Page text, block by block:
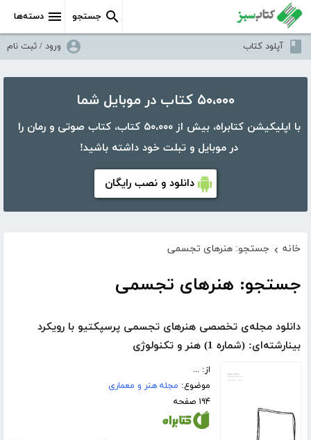
دسته‌ها جستجو
آپلود کتاب ورود / ثبت نام
۵۰،۰۰۰ کتاب در موبایل شما
با اپلیکیشن کتابراه، بیش از ۵۰،۰۰۰ کتاب، کتاب صوتی و رمان را
در موبایل و تبلت خود داشته باشید!
دانلود و نصب رایگان
خانه › جستجو: هنرهای تجسمی
جستجو: هنرهای تجسمی
دانلود مجله‌ی تخصصی هنرهای تجسمی پرسپکتیو با رویکرد
بینارشته‌ای: (شماره 1) هنر و تکنولوژی
از: ...
موضوع: مجله هنر و معماری
۱۹۴ صفحه